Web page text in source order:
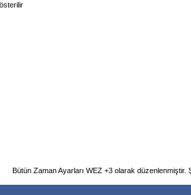
Bütün Zaman Ayarları WEZ +3 olarak düzenlenmiştir.